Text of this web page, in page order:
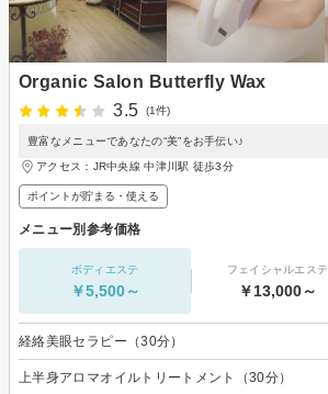
Organic Salon Butterfly Wax
3.5
(1件)
豊富なメニューであなたの“美”をお手伝い♪
アクセス：JR中央線 中津川駅 徒歩3分
ポイントが貯まる・使える
メニュー別参考価格
ボディエステ
￥5,500～
フェイシャルエステ
￥13,000～
経絡美眼セラピー（30分）
上半身アロマオイルトリートメント（30分）